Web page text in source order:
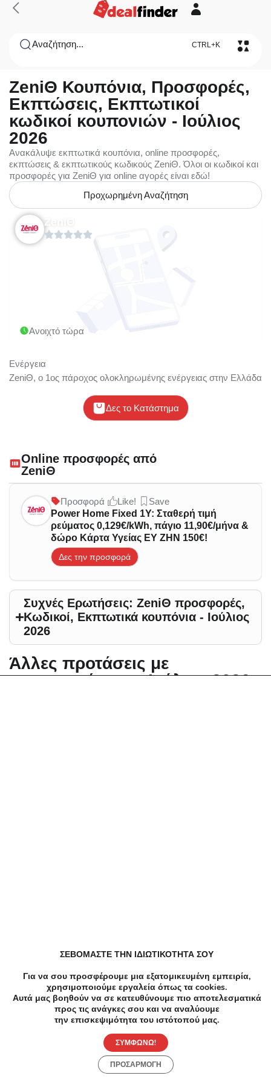
Αναζήτηση... CTRL+K
ZeniΘ Κουπόνια, Προσφορές,
Εκπτώσεις, Εκπτωτικοί
κωδικοί κουπονιών - Ιούλιος
2026
Ανακάλυψε εκπτωτικά κουπόνια, online προσφορές,
εκπτώσεις & εκπτωτικούς κωδικούς ZeniΘ. Όλοι οι κωδικοί και
προσφορές για ZeniΘ για online αγορές είναι εδώ!
Προχωρημένη Αναζήτηση
ZeniΘ
Ανοιχτό τώρα
Ενέργεια
ZeniΘ, o 1ος πάροχος ολοκληρωμένης ενέργειας στην Ελλάδα
Δες το Κατάστημα
Online προσφορές από
ZeniΘ
Προσφορά Like!
Save
Power Home Fixed 1Y: Σταθερή τιμή
ρεύματος 0,129€/kWh, πάγιο 11,90€/μήνα &
δώρο Κάρτα Υγείας ΕΥ ΖΗΝ 150€!
Δες την προσφορά
Συχνές Ερωτήσεις: ZeniΘ προσφορές,
Κωδικοί, Εκπτωτικά κουπόνια - Ιούλιος
2026
Άλλες προτάσεις με
προσφορές για - Ιούλιος 2026
κωδικοί κουπονιών
Metaixmio Κουπόνια, Προσφορές, Εκπτώσεις,
Εκπτωτικοί κωδικοί κουπονιών
BIG SHOES Κουπόνια, Προσφορές, Εκπτώσεις,
Εκπτωτικοί κωδικοί κουπονιών
ΣΕΒΟΜΑΣΤΕ ΤΗΝ ΙΔΙΩΤΙΚΟΤΗΤΑ ΣΟΥ
Για να σου προσφέρουμε μια εξατομικευμένη εμπειρία,
χρησιμοποιούμε εργαλεία όπως τα cookies.
Αυτά μας βοηθούν να σε κατευθύνουμε πιο αποτελεσματικά
προς τις ανάγκες σου και να αναλύουμε
την επισκεψιμότητα του ιστότοπού μας.
ΣΥΜΦΩΝΩ!
ΠΡΟΣΑΡΜΟΓΗ